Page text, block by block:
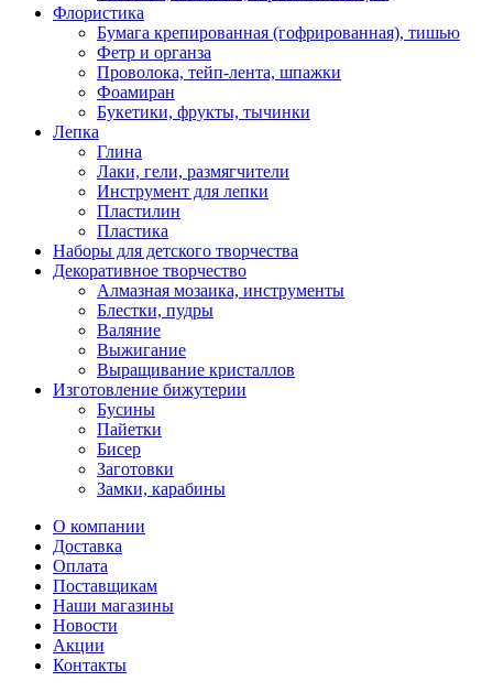
Флористика
Бумага крепированная (гофрированная), тишью
Фетр и органза
Проволока, тейп-лента, шпажки
Фоамиран
Букетики, фрукты, тычинки
Лепка
Глина
Лаки, гели, размягчители
Инструмент для лепки
Пластилин
Пластика
Наборы для детского творчества
Декоративное творчество
Алмазная мозаика, инструменты
Блестки, пудры
Валяние
Выжигание
Выращивание кристаллов
Изготовление бижутерии
Бусины
Пайетки
Бисер
Заготовки
Замки, карабины
О компании
Доставка
Оплата
Поставщикам
Наши магазины
Новости
Акции
Контакты